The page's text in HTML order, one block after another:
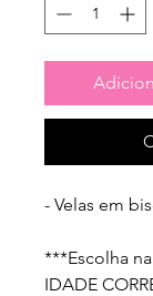
- Velas em
***Escolha
IDADE